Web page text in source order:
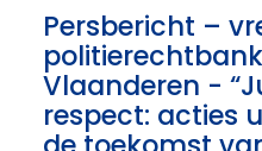
Persbericht –
Vlaanderen -
respect: acties